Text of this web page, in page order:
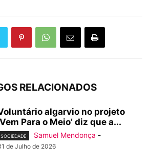
RELACIONADOS
algarvio no projeto
Para o Meio’ diz que a...
SOCIEDADE Samuel Mendonça -
de Julho de 2026